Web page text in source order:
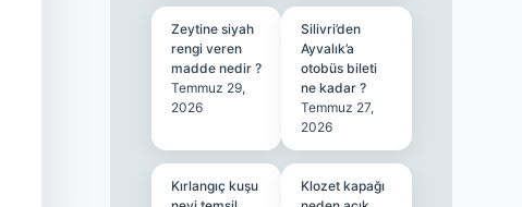
Zeytine siyah
rengi veren
madde nedir ?
Temmuz 29,
2026
Silivri’den
Ayvalık’a
otobüs bileti
ne kadar ?
Temmuz 27,
2026
Kırlangıç kuşu
Klozet kapağı